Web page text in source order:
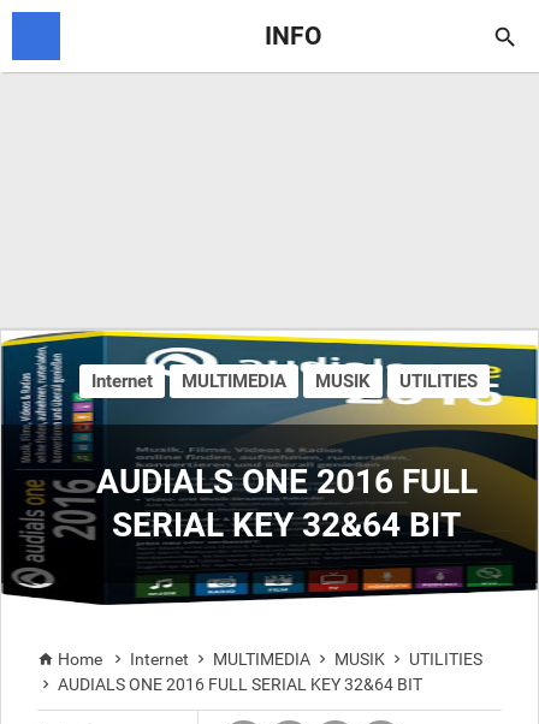
INFO 
AUDIALS ONE 2016 FULL
SERIAL KEY 32&64 BIT
Internet MULTIMEDIA MUSIK UTILITIES
 Home  Internet  MULTIMEDIA  MUSIK  UTILITIES
 AUDIALS ONE 2016 FULL SERIAL KEY 32&64 BIT